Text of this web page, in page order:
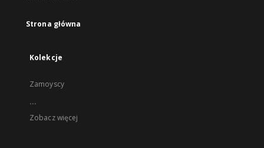
Strona główna
Kolekcje
Zamoyscy
...
Zobacz więcej